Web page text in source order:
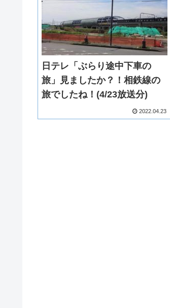
日テレ「ぶらり途中下車の
旅」見ましたか？！相鉄線の
旅でしたね！(4/23放送分)
2022.04.23